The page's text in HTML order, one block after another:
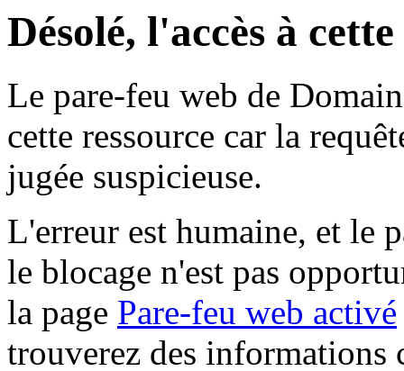
Désolé, l'accès à
Le pare-feu web de
cette ressource car la
jugée suspicieuse.
L'erreur est humaine, et le
le blocage n'est pas
la page Pare-feu web activé
trouverez des informations